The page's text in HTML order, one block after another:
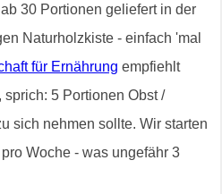
30 Portionen geliefert in der
Naturholzkiste - einfach 'mal
für Ernährung empfiehlt
5 Portionen Obst /
sich nehmen sollte. Wir starten
Woche - was ungefähr 3